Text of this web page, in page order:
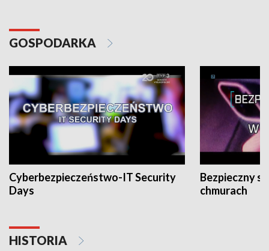
GOSPODARKA
Cyberbezpieczeństwo-IT Security
Days
Bezpieczny
chmurach
HISTORIA